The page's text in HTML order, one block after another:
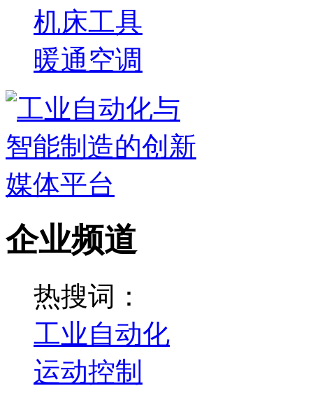
机床工具
暖通空调
企业频道
热搜词：
工业自动化
运动控制